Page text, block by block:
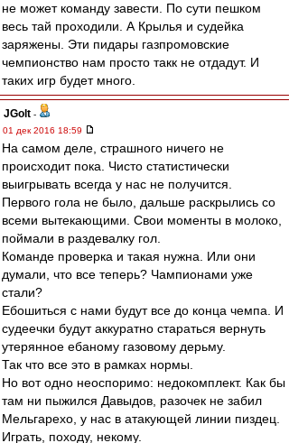
не может команду завести. По сути пешком
весь тай проходили. А Крылья и судейка
заряжены. Эти пидары газпромовские
чемпионство нам просто такк не отдадут. И
таких игр будет много.
JGolt -
01 дек 2016 18:59
На самом деле, страшного ничего не
происходит пока. Чисто статистически
выигрывать всегда у нас не получится.
Первого гола не было, дальше раскрылись со
всеми вытекающими. Свои моменты в молоко,
поймали в раздевалку гол.
Команде проверка и такая нужна. Или они
думали, что все теперь? Чампионами уже
стали?
Ебошиться с нами будут все до конца чемпа. И
судеечки будут аккуратно стараться вернуть
утерянное ебаному газовому дерьму.
Так что все это в рамках нормы.
Но вот одно неоспоримо: недокомплект. Как бы
там ни пыжился Давыдов, разочек не забил
Мельгарехо, у нас в атакующей линии пиздец.
Играть, походу, некому.